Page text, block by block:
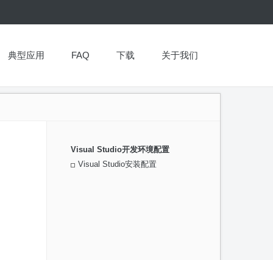
典型应用 FAQ 下载 关于我们
Visual Studio开发环境配置
Visual Studio安装配置